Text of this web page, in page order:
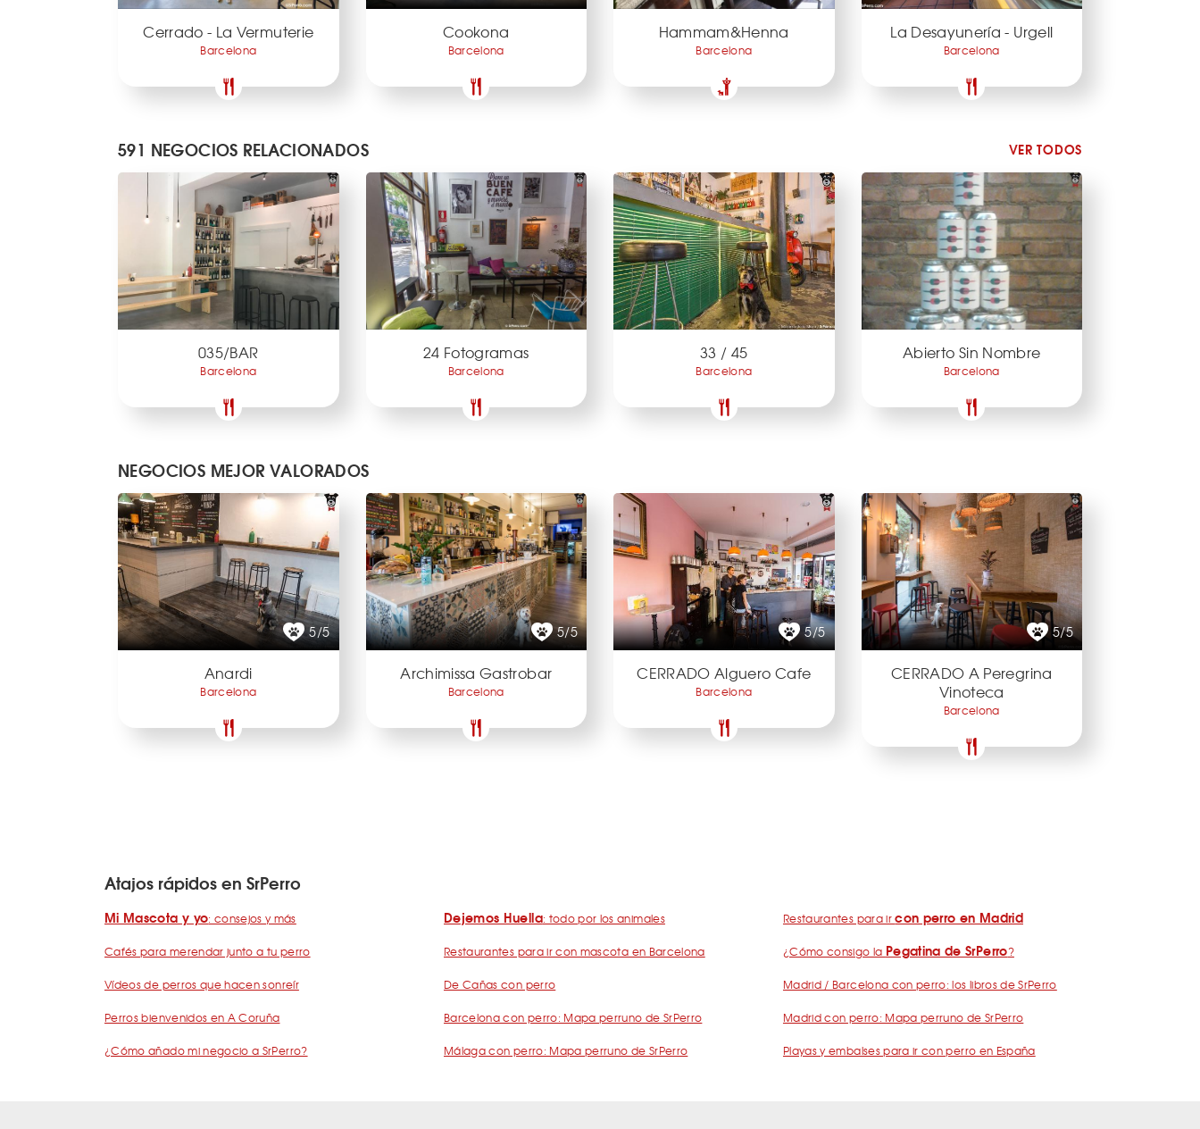
Cerrado - La Vermuterie
Barcelona
Cookona
Barcelona
Hammam&Henna
Barcelona
La Desayunería - Urgell
Barcelona
591 NEGOCIOS RELACIONADOS VER TODOS
035/BAR
Barcelona
24 Fotogramas
Barcelona
33 / 45
Barcelona
Abierto Sin Nombre
Barcelona
NEGOCIOS MEJOR VALORADOS
5/5
Anardi
Barcelona
5/5
Archimissa Gastrobar
Barcelona
5/5
CERRADO Alguero Cafe
Barcelona
5/5
CERRADO A Peregrina
Vinoteca
Barcelona
Atajos rápidos en SrPerro
Mi Mascota y yo: consejos y más
Cafés para merendar junto a tu perro
Vídeos de perros que hacen sonreír
Perros bienvenidos en A Coruña
¿Cómo añado mi negocio a SrPerro?
Dejemos Huella: todo por los animales
Restaurantes para ir con mascota en Barcelona
De Cañas con perro
Barcelona con perro: Mapa perruno de SrPerro
Málaga con perro: Mapa perruno de SrPerro
Restaurantes para ircon perro en Madrid
¿Cómo consigo la Pegatina de SrPerro?
Madrid / Barcelona con perro: los libros de SrPerro
Madrid con perro: Mapa perruno de SrPerro
Playas y embalses para ir con perro en España